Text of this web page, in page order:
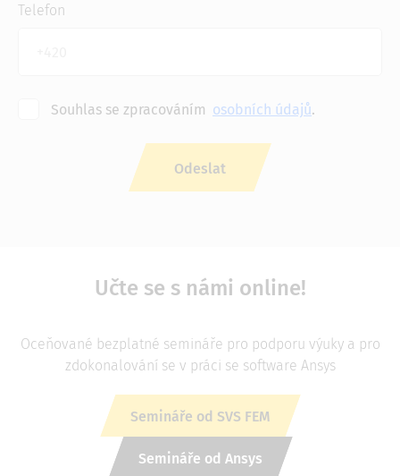
Telefon
Souhlas se zpracováním osobních údajů.
Učte se s námi online!
Oceňované bezplatné semináře pro podporu výuky a pro
zdokonalování se v práci se software Ansys
Semináře od SVS FEM
Semináře od Ansys